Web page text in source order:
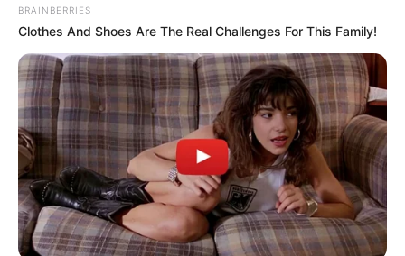
ne pensait pas que jamais son frère aurait été
capable de tout cela.
BRAINBERRIES
Clothes And Shoes Are The Real Challenges For This Family!